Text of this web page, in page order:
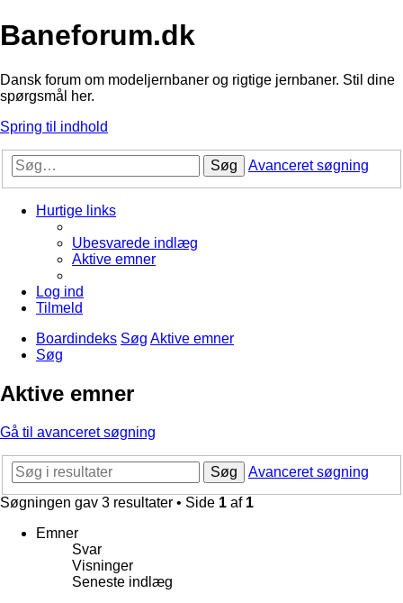
Baneforum.dk
Dansk forum om modeljernbaner og rigtige jernbaner. Stil dine
spørgsmål her.
Spring til indhold
Søg Avanceret søgning
Hurtige links
Ubesvarede indlæg
Aktive emner
Log ind
Tilmeld
Boardindeks Søg Aktive emner
Søg
Aktive emner
Gå til avanceret søgning
Søg
Avanceret søgning
Søgningen gav 3 resultater • Side 1 af 1
Emner
Svar
Visninger
Seneste indlæg